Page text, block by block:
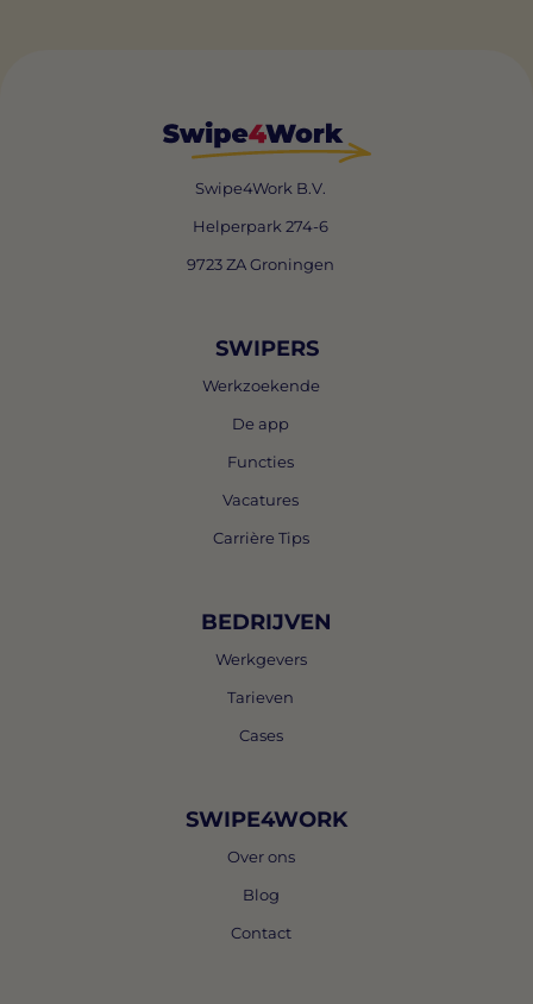
Swipe4Work B.V.
Helperpark 274-6
9723 ZA Groningen
SWIPERS
Werkzoekende
De app
Functies
Vacatures
Carrière Tips
BEDRIJVEN
Werkgevers
Tarieven
Cases
SWIPE4WORK
Over ons
Blog
Contact